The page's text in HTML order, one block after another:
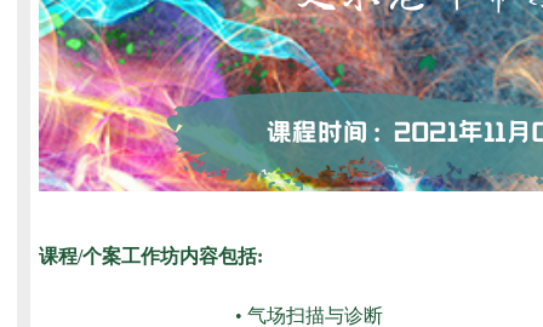
课程/个案工作坊内容包括:
• 气场扫描与诊断